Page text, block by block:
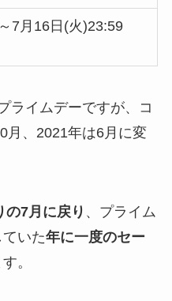
7月16日(火)23:59
ライムデーですが、コ
月、2021年は6月に変
の7月に戻り 、プライム
いた年に一度のセー
。